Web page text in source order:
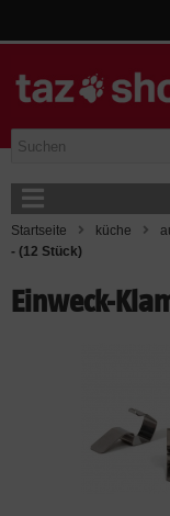
Startseite küche
- (12 Stück)
Einweck-